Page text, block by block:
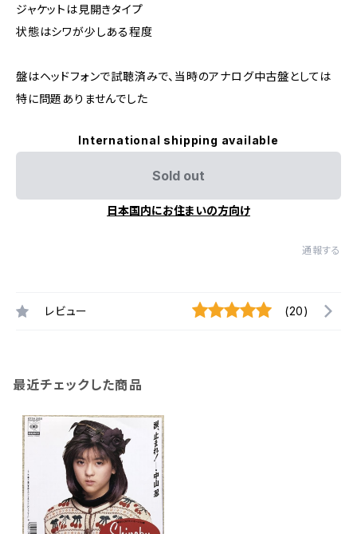
ジャケットは見開きタイプ
状態はシワが少しある程度
盤はヘッドフォンで試聴済みで、当時のアナログ中古盤としては
特に問題ありませんでした
International shipping available
Sold out
日本国内にお住まいの方向け
通報する
レビュー (20)
最近チェックした商品